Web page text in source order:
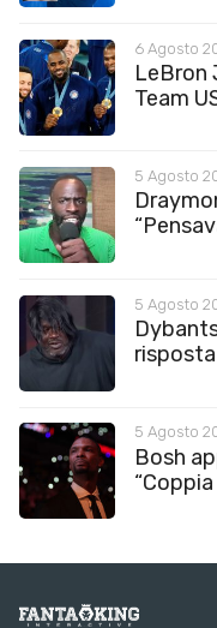
6 Agosto
LeBron
Team
5 Agosto
5 Agosto
risposta
5 Agosto
Bosh